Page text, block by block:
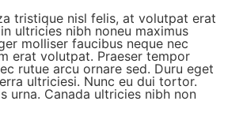
tristique nisl felis, at volutpat erat
ultricies nibh noneu maximus
molliser faucibus neque nec
erat volutpat. Praeser tempor
rutue arcu ornare sed. Duru eget
ultriciesi. Nunc eu dui tortor.
urna. Canada ultricies nibh non